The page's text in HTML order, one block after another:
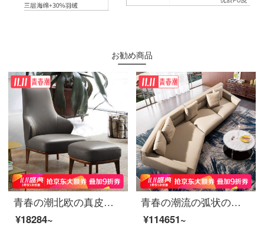
お勧め商品
青春の潮北欧の真皮のシングルソファーと椅子の木のソファーのトラの椅子のレジャーの椅子の単に椅子のオーストラリアの黄色の牛皮
¥18284~
青春の潮流の弧状のソファーイタリアのナパの本革のソファーの小さい斜角の回転角の貴妃のソファー（3+右の回転角の3.5 m）（座るのが深い60 cm）
¥114651~